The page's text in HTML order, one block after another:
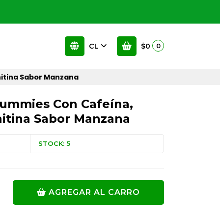
CL $0 0
Sabor Manzana
Con Cafeína,
Sabor Manzana
STOCK: 5
AGREGAR AL CARRO